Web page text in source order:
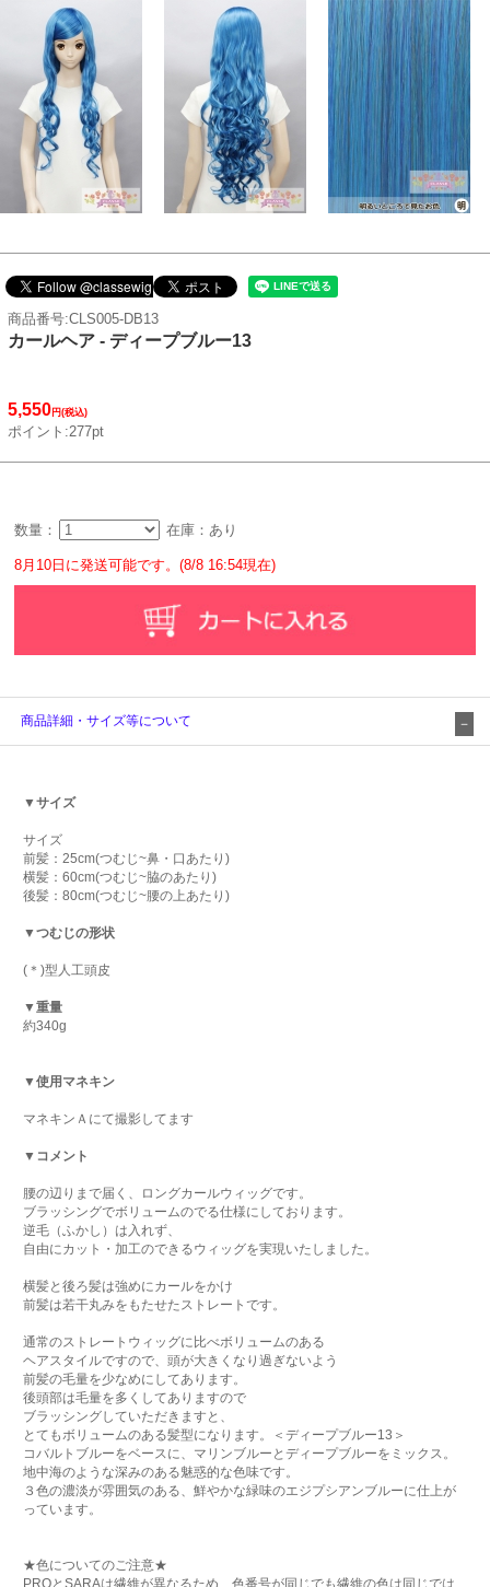
商品番号:CLS005-DB13
カールヘア - ディープブルー13
5,550円(税込)
ポイント:277pt
数量： 在庫：あり
8月10日に発送可能です。(8/8 16:54現在)
商品詳細・サイズ等について
▼サイズ
サイズ
前髪：25cm(つむじ~鼻・口あたり)
横髪：60cm(つむじ~脇のあたり)
後髪：80cm(つむじ~腰の上あたり)
▼つむじの形状
(＊)型人工頭皮
▼重量
約340g
▼使用マネキン
マネキンＡにて撮影してます
▼コメント
腰の辺りまで届く、ロングカールウィッグです。
ブラッシングでボリュームのでる仕様にしております。
逆毛（ふかし）は入れず、
自由にカット・加工のできるウィッグを実現いたしました。
横髪と後ろ髪は強めにカールをかけ
前髪は若干丸みをもたせたストレートです。
通常のストレートウィッグに比べボリュームのある
ヘアスタイルですので、頭が大きくなり過ぎないよう
前髪の毛量を少なめにしてあります。
後頭部は毛量を多くしてありますので
ブラッシングしていただきますと、
とてもボリュームのある髪型になります。＜ディープブルー13＞
コバルトブルーをベースに、マリンブルーとディープブルーをミックス。
地中海のような深みのある魅惑的な色味です。
３色の濃淡が雰囲気のある、鮮やかな緑味のエジプシアンブルーに仕上が
っています。
★色についてのご注意★